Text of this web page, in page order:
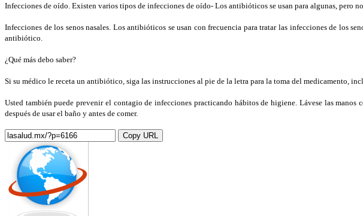
Infecciones de oído. Existen varios tipos de infecciones de oído- Los antibióticos se usan para algunas, pero
Infecciones de los senos nasales. Los antibióticos se usan con frecuencia para tratar las infecciones de los
antibiótico.
¿Qué más debo saber?
Si su médico le receta un antibiótico, siga las instrucciones al pie de la letra para la toma del medicamento,
Usted también puede prevenir el contagio de infecciones practicando hábitos de higiene. Lávese las
después de usar el baño y antes de comer.
Copy URL